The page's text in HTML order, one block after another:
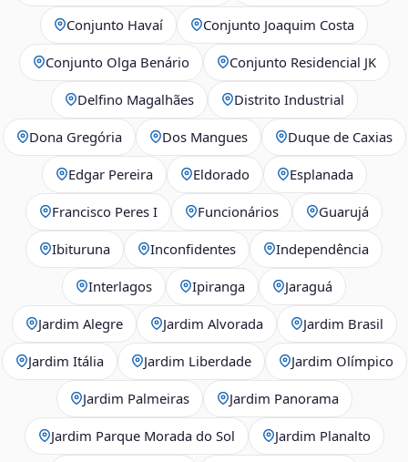
Conjunto Havaí Conjunto Joaquim Costa
Conjunto Olga Benário Conjunto Residencial JK
Delfino Magalhães Distrito Industrial
Dona Gregória Dos Mangues Duque de Caxias
Edgar Pereira Eldorado Esplanada
Francisco Peres I Funcionários Guarujá
Ibituruna Inconfidentes Independência
Interlagos Ipiranga Jaraguá
Jardim Alegre Jardim Alvorada Jardim Brasil
Jardim Itália Jardim Liberdade Jardim Olímpico
Jardim Palmeiras Jardim Panorama
Jardim Parque Morada do Sol Jardim Planalto